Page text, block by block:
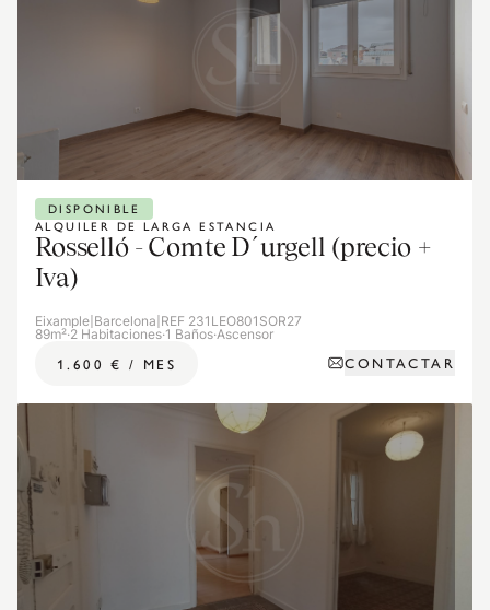
ALQUILER DE LARGA ESTANCIA
DISPONIBLE
Rosselló - Comte D´urgell (precio +
Iva)
Eixample Barcelona REF 231LEO801SOR27
89m²·2 Habitaciones·1 Baños·Ascensor
1.600 € / MES CONTACTAR